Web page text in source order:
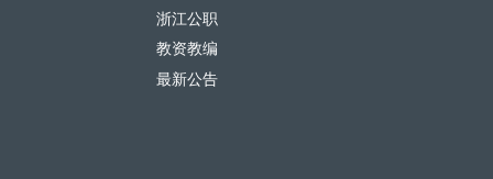
浙江公职
教资教编
最新公告